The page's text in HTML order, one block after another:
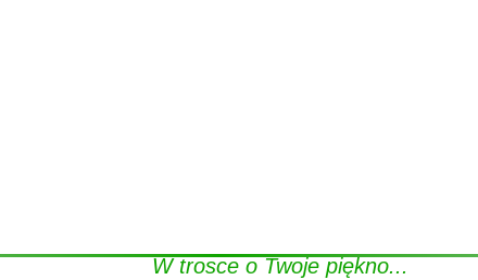
W trosce o Twoje piękno...